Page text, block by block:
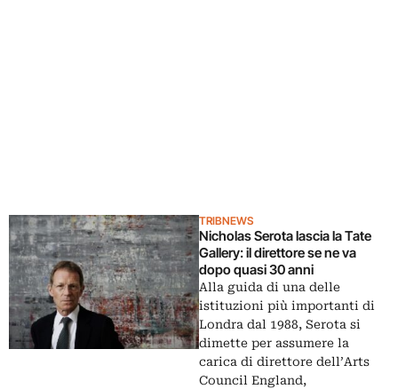
TRIBNEWS
Nicholas Serota lascia la Tate
Gallery: il direttore se ne va
dopo quasi 30 anni
Alla guida di una delle
istituzioni più importanti di
Londra dal 1988, Serota si
dimette per assumere la
carica di direttore dell’Arts
Council England,